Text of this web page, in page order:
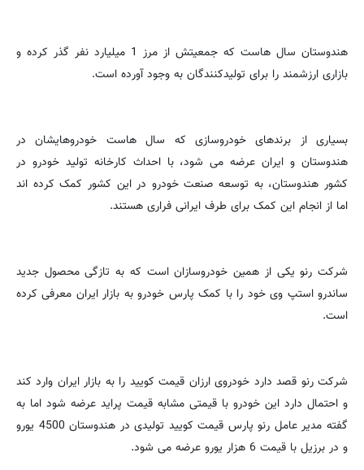
هندوستان سال هاست که جمعیتش از مرز 1 میلیارد نفر گذر کرده و
بازاری ارزشمند را برای تولیدکنندگان به وجود آورده است.
بسیاری از برندهای خودروسازی که سال هاست خودروهایشان در
هندوستان و ایران عرضه می شود، با احداث کارخانه تولید خودرو در
کشور هندوستان، به توسعه صنعت خودرو در این کشور کمک کرده اند
اما از انجام این کمک برای طرف ایرانی فراری هستند.
شرکت رنو یکی از همین خودروسازان است که به تازگی محصول جدید
ساندرو استپ وی خود را با کمک پارس خودرو به بازار ایران معرفی کرده
است.
شرکت رنو قصد دارد خودروی ارزان قیمت کویید را به بازار ایران وارد کند
و احتمال دارد این خودرو با قیمتی مشابه قیمت پراید عرضه شود اما به
گفته مدیر عامل رنو پارس قیمت کویید تولیدی در هندوستان 4500 یورو
و در برزیل با قیمت 6 هزار یورو عرضه می شود.